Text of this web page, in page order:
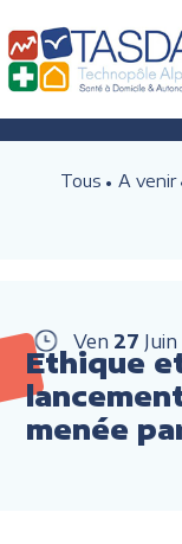
Tous A venir
Ven 27 Juin
Ethique
menée